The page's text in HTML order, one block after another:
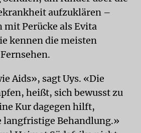
aufzuklären –
mit Perücke als Evita
kennen die meisten
Aids», sagt Uys. «Die
heißt, sich bewusst zu
Kur dagegen hilft,
langfristige Behandlung.»